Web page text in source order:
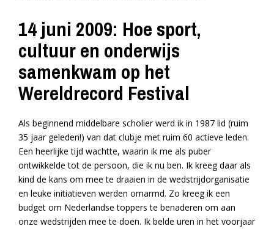
14 juni 2009: Hoe sport,
cultuur en onderwijs
samenkwam op het
Wereldrecord Festival
Als beginnend middelbare scholier werd ik in 1987 lid (ruim
35 jaar geleden!) van dat clubje met ruim 60 actieve leden.
Een heerlijke tijd wachtte, waarin ik me als puber
ontwikkelde tot de persoon, die ik nu ben. Ik kreeg daar als
kind de kans om mee te draaien in de wedstrijdorganisatie
en leuke initiatieven werden omarmd. Zo kreeg ik een
budget om Nederlandse toppers te benaderen om aan
onze wedstrijden mee te doen. Ik belde uren in het voorjaar